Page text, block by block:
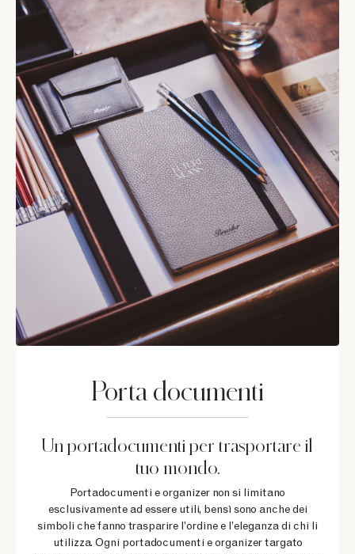
Porta documenti
Un portadocumenti per trasportare il
tuo mondo.
Portadocumenti e organizer non si limitano
esclusivamente ad essere utili, bensì sono anche dei
simboli che fanno trasparire l’ordine e l’eleganza di chi li
utilizza. Ogni portadocumenti e organizer targato